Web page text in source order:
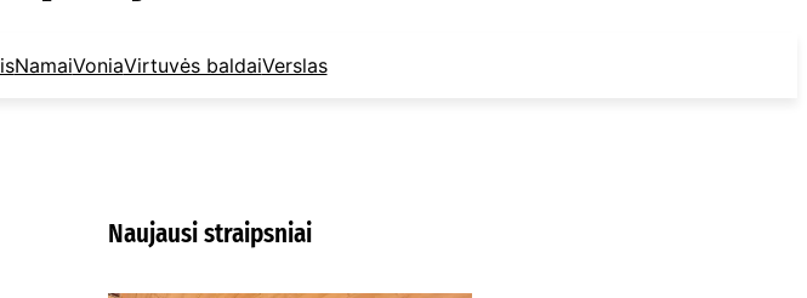
NamaiVoniaVirtuvės baldaiVerslas
Naujausi straipsniai